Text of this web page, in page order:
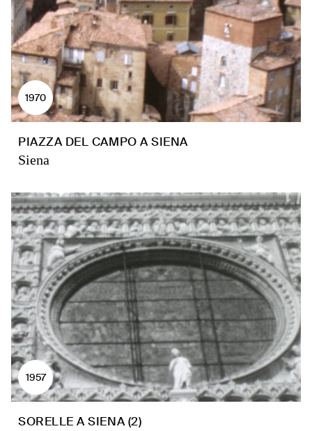
1970
PIAZZA DEL CAMPO A SIENA
Siena
1957
SORELLE A SIENA (2)